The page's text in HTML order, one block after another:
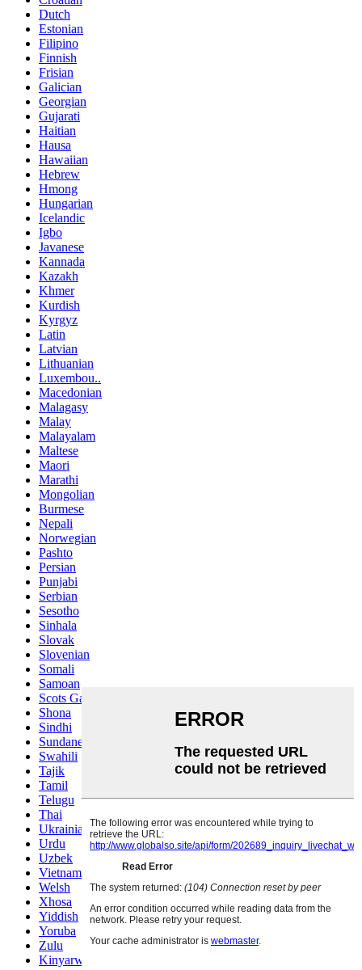
Dutch
Estonian
Filipino
Finnish
Frisian
Galician
Georgian
Gujarati
Haitian
Hausa
Hawaiian
Hebrew
Hmong
Hungarian
Icelandic
Igbo
Javanese
Kannada
Kazakh
Khmer
Kurdish
Kyrgyz
Latin
Latvian
Lithuanian
Luxembou..
Macedonian
Malagasy
Malay
Malayalam
Maltese
Maori
Marathi
Mongolian
Burmese
Nepali
Norwegian
Pashto
Persian
Punjabi
Serbian
Sesotho
Sinhala
Slovak
Slovenian
Somali
Samoan
Scots Gaelic
Shona
Sindhi
Sundanese
Swahili
Tajik
Tamil
Telugu
Thai
Ukrainian
Urdu
Uzbek
Vietnamese
Welsh
Xhosa
Yiddish
Yoruba
Zulu
Kinyarwanda